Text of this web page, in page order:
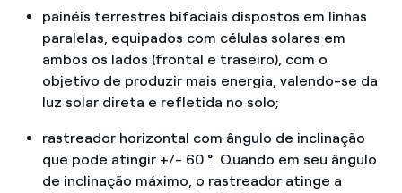
painéis terrestres bifaciais dispostos em linhas
paralelas, equipados com células solares em
ambos os lados (frontal e traseiro), com o
objetivo de produzir mais energia, valendo-se da
luz solar direta e refletida no solo;
rastreador horizontal com ângulo de inclinação
que pode atingir +/- 60 °. Quando em seu ângulo
de inclinação máximo, o rastreador atinge a